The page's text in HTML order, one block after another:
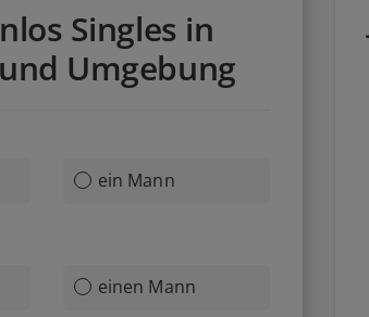
Singles in
Umgebung
ein Mann
einen Mann